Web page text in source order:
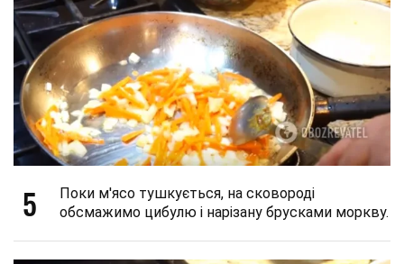
5
Поки м'ясо тушкується, на сковороді
обсмажимо цибулю і нарізану брусками моркву.